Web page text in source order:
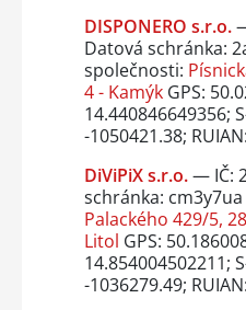
DISPONERO s.r.o.
Datová schránka:
společnosti:
4 - KamýkGPS:
14.440846649356;
-1050421.38;
DiViPiX s.r.o.— IČ:
schránka:
Palackého 429/5,
Litol GPS:
14.854004502211;
-1036279.49;